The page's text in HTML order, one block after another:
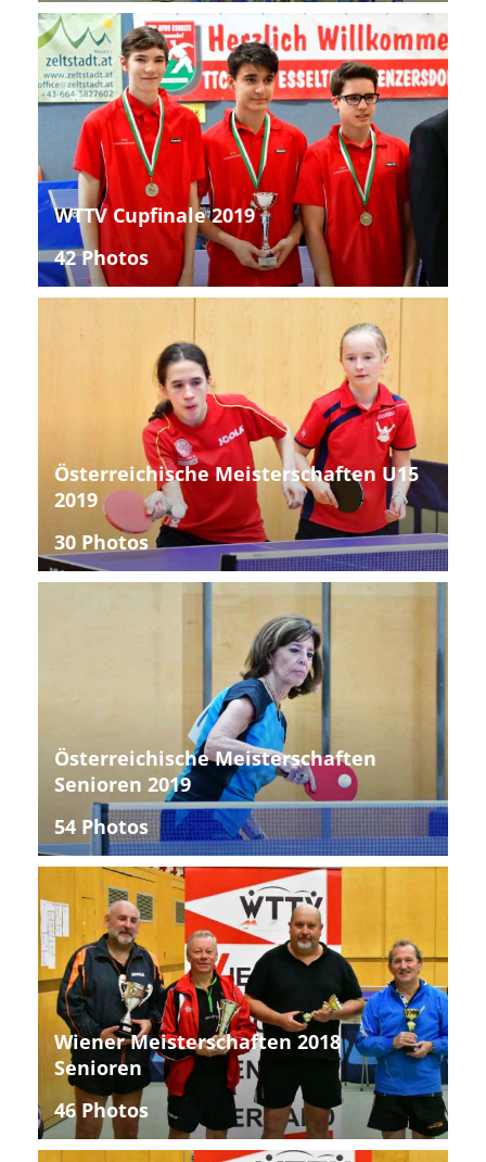
WTTV Cupfinale 2019
42 Photos
Österreichische Meisterschaften U15
2019
30 Photos
Österreichische Meisterschaften
Senioren 2019
54 Photos
Wiener Meisterschaften 2018
Senioren
46 Photos